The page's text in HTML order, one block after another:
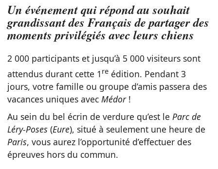
Un événement qui répond au souhait
grandissant des Français de partager des
moments privilégiés avec leurs chiens
2 000 participants et jusqu’à 5 000 visiteurs sont
attendus durant cette 1 re édition. Pendant 3
jours, votre famille ou groupe d’amis passera des
vacances uniques avec Médor!
Au sein du bel écrin de verdure qu’est le Parc de
Léry-Poses (Eure), situé à seulement une heure de
Paris, vous aurez l’opportunité d’effectuer des
épreuves hors du commun.